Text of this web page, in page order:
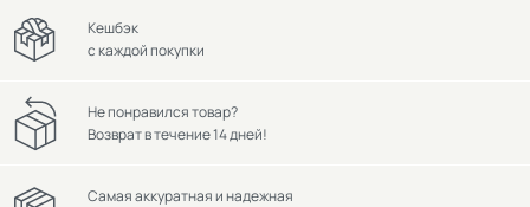
Кешбэк
с каждой покупки
Не понравился товар?
Возврат в течение 14 дней!
Самая аккуратная и надежная